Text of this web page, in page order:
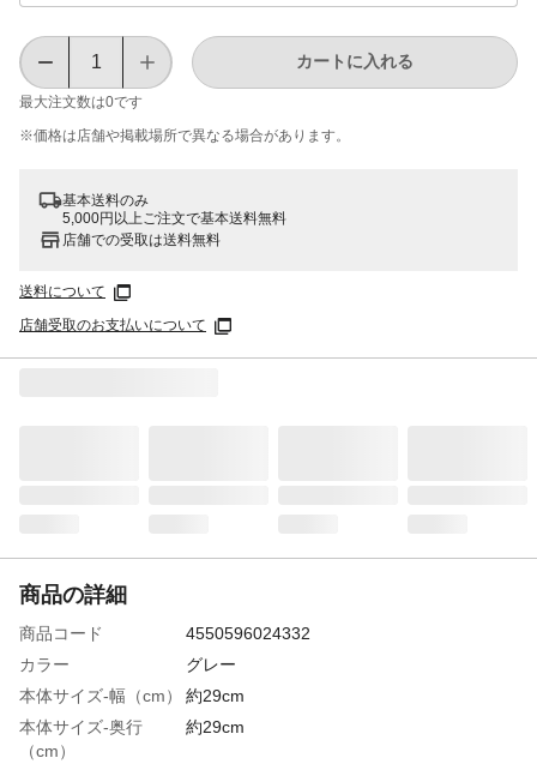
最大注文数は0です
カートに入れる
※価格は​店舗や​掲載場所で​異なる​場合が​あります。
基本送料のみ
5,000円以上ご注文で基本送料無料
店舗での受取は送料無料
送料について
店舗受取のお支払いについて
商品の詳細
商品コード
4550596024332
カラー
グレー
本体サイズ-幅（cm）
約29cm
本体サイズ-奥行
（cm）
約29cm